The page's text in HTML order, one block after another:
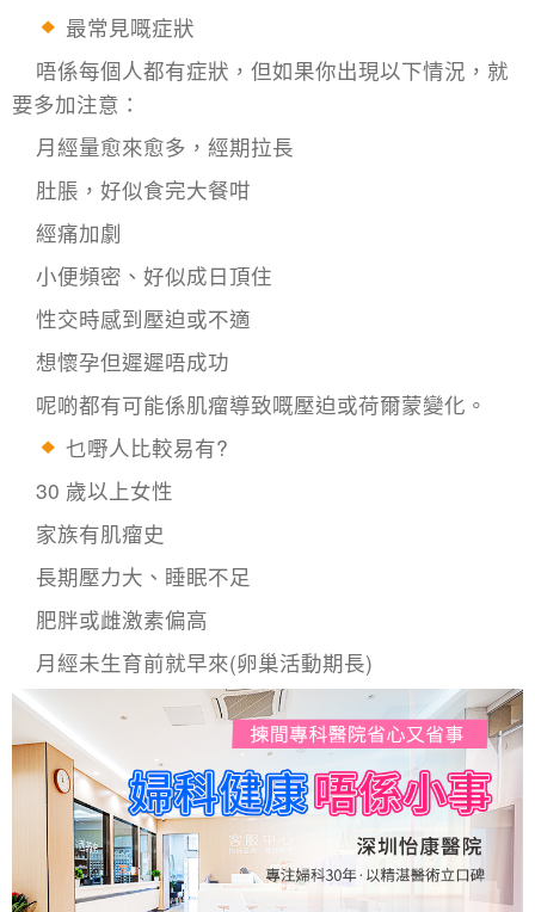
最常見嘅症狀
唔係每個人都有症狀，但如果你出現以下情況，就
要多加注意：
月經量愈來愈多，經期拉長
肚脹，好似食完大餐咁
經痛加劇
小便頻密、好似成日頂住
性交時感到壓迫或不適
想懷孕但遲遲唔成功
呢啲都有可能係肌瘤導致嘅壓迫或荷爾蒙變化。
乜嘢人比較易有?
30 歲以上女性
家族有肌瘤史
長期壓力大、睡眠不足
肥胖或雌激素偏高
月經未生育前就早來(卵巢活動期長)